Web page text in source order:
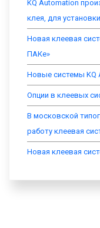
KQ Automation
клея, для
Новая клеевая
ПАКе»
Новые системы KQ
Опции в клеевых
В московской
работу клеевая
Новая клеевая